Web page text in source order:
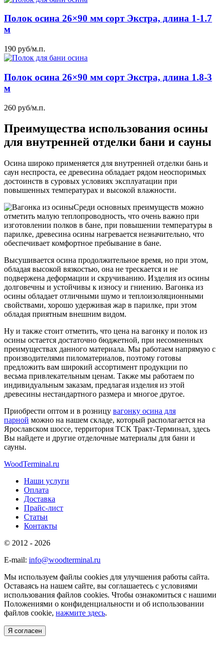
Полок осина 26×90 мм сорт Экстра, длина 1-1.7
м
190 руб/м.п.
Полок осина 26×90 мм сорт Экстра, длина 1.8-3
м
260 руб/м.п.
Преимущества использования осины
для внутренней отделки бани и сауны
Осина широко применяется для внутренней отделки бань и
саун неспроста, ее древесина обладает рядом неоспоримых
достоинств в суровых условиях эксплуатации при
повышенных температурах и высокой влажности.
Среди основных преимуществ можно
отметить малую теплопроводность, что очень важно при
изготовлении полков в бане, при повышении температуры в
парилке, древесина осины нагревается незначительно, что
обеспечивает комфортное пребывание в бане.
Высушивается осина продолжительное время, но при этом,
обладая высокой вязкостью, она не трескается и не
подвержена деформации и скручиванию. Изделия из осины
долговечны и устойчивы к износу и гниению. Вагонка из
осины обладает отличными шумо и теплоизоляционными
свойствами, хорошо удерживая жар в парилке, при этом
обладая приятным внешним видом.
Ну и также стоит отметить, что цена на вагонку и полок из
осины остается достаточно бюджетной, при несомненных
преимуществах данного материала. Мы работаем напрямую с
производителями пиломатериалов, поэтому готовы
предложить вам широкий ассортимент продукции по
весьма привлекательным ценам. Также мы работаем по
индивидуальным заказам, предлагая изделия из этой
древесины нестандартного размера и многое другое.
Приобрести оптом и в розницу вагонку осина для
парной можно на нашем складе, который располагается на
Ярославском шоссе, территория ТСК Тракт-Терминал, здесь
Вы найдете и другие отделочные материалы для бани и
сауны.
WoodTerminal.ru
Наши услуги
Оплата
Доставка
Прайс-лист
Статьи
Контакты
© 2012 - 2026
E-mail: info@woodterminal.ru
Мы используем файлы cookies для улучшения работы сайта.
Оставаясь на нашем сайте, вы соглашаетесь с условиями
использования файлов cookies. Чтобы ознакомиться с нашими
Положениями о конфиденциальности и об использовании
файлов cookie, нажмите здесь.
Я согласен